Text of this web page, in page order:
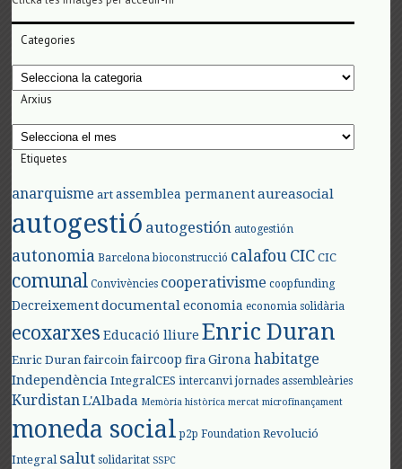
Categories
Categories
Arxius
Arxius
Etiquetes
anarquisme art assemblea permanent aureasocial
autogestió autogestión autogestión
autonomia Barcelona bioconstrucció calafouCIC CIC
comunal Convivències cooperativisme coopfunding
Decreixement documental economia economia solidària
ecoxarxes Educació lliure Enric Duran
Enric Duran faircoin faircoop fira Girona habitatge
Independència IntegralCES intercanvi jornades assembleàries
KurdistanL'Albada Memòria històrica mercat microfinançament
moneda social p2p Foundation Revolució
Integral salut solidaritat SSPC